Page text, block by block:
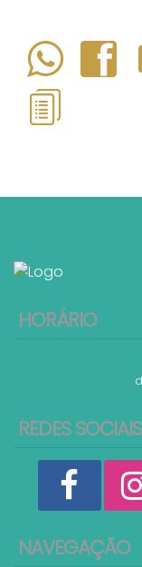
HORÁRIO
REDES SOCIAIS
NAVEGAÇÃO